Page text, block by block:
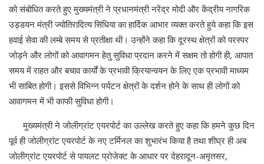
को संबोधित करते हुए मुख्यमंत्री ने प्रधानमंत्री नरेंद्र मोदी और केंद्रीय नागरिक
उड्डयन मंत्री ज्योतिरादित्य सिंधिया का हार्दिक आभार व्यक्त करते हुये कहा कि इस
हवाई सेवा की लम्बे समय से प्रतीक्षा थी। उन्होंने कहा कि दूरस्थ क्षेत्रों को परस्पर
जोड़ने और लोगों को आवागमन हेतु सुविधा प्रदान करने में सक्षम तो होगी ही, आपात
समय में राहत और बचाव कार्यों के प्रभावी क्रियान्वयन के लिए एक प्रभावी माध्यम
भी साबित होगी। इससे विभिन्न पर्यटन क्षेत्रों के दर्शन होने के साथ ही लोगों को
आवागमन में भी काफी सुविधा होगी।
मुख्यमंत्री ने जोलीग्रांट एयरपोर्ट का उल्लेख करते हुए कहा कि हमने कुछ दिन
पूर्व ही जोलीग्रांट एयरपोर्ट के नए टर्मिनल का शुभारंभ किया है तथा शीघ्र ही अब
जोलीग्रांट एयरपोर्ट से पायलट प्रोजेक्ट के आधार पर देहरादून-अमृतसर,